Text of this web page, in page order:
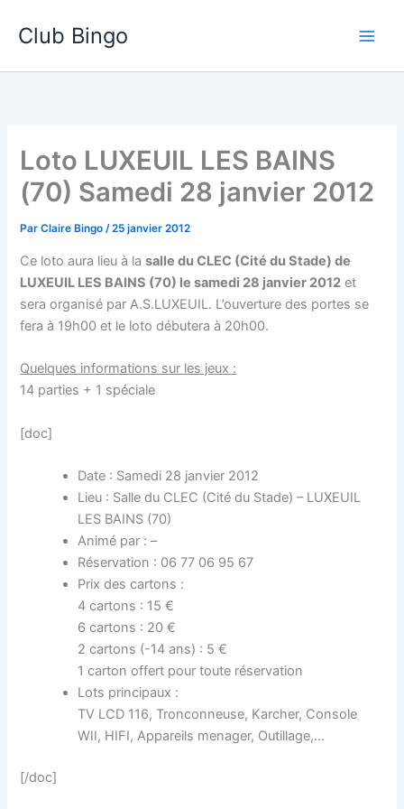
Club Bingo
Loto LUXEUIL LES BAINS
(70) Samedi 28 janvier 2012
ParClaire Bingo/25 janvier 2012
Ce loto aura lieu à lasalle du CLEC (Cité du Stade) de
LUXEUIL LES BAINS (70) le samedi 28 janvier 2012 et
sera organisé par A.S.LUXEUIL. L’ouverture des portes se
fera à 19h00 et le loto débutera à 20h00.
Quelques informations sur les jeux :
14 parties + 1 spéciale
[doc]
Date : Samedi 28 janvier 2012
Lieu : Salle du CLEC (Cité du Stade) – LUXEUIL
LES BAINS (70)
Animé par : –
Réservation : 06 77 06 95 67
Prix des cartons :
4 cartons : 15 €
6 cartons : 20 €
2 cartons (-14 ans) : 5 €
1 carton offert pour toute réservation
Lots principaux :
TV LCD 116, Tronconneuse, Karcher, Console
WII, HIFI, Appareils menager, Outillage,…
[/doc]